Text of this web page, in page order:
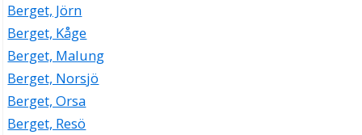
Berget, Jörn
Berget, Kåge
Berget, Malung
Berget, Norsjö
Berget, Orsa
Berget, Resö